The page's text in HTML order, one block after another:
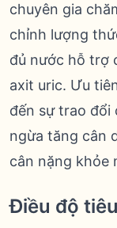
chuyên gia
chỉnh lượng
đủ nước hỗ trợ
axit uric. Ưu
đến sự trao đổi
ngừa tăng cân
cân nặng khỏe
Điều độ